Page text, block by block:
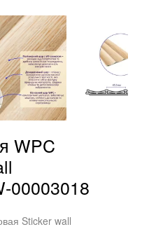
WPC
00003018
Sticker wall